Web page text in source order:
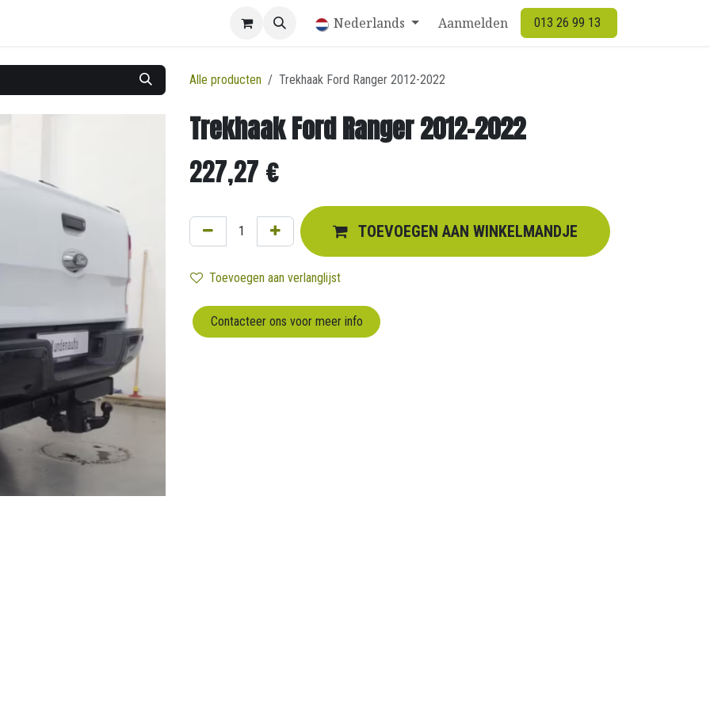
Nederlands Aanmelden 013 26 99 13
Alle producten Trekhaak Ford Ranger 2012-2022
Trekhaak Ford Ranger 2012-2022
227,27 €
TOEVOEGEN AAN WINKELMANDJE
Toevoegen aan verlanglijst
Contacteer ons voor meer info